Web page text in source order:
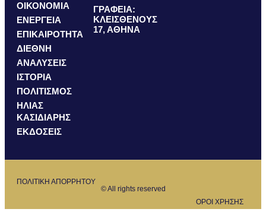
ΟΙΚΟΝΟΜΙΑ
ΕΝΕΡΓΕΙΑ
ΕΠΙΚΑΙΡΟΤΗΤΑ
ΔΙΕΘΝΗ
ΑΝΑΛΥΣΕΙΣ
ΙΣΤΟΡΙΑ
ΠΟΛΙΤΙΣΜΟΣ
ΗΛΙΑΣ
ΚΑΣΙΔΙΑΡΗΣ
ΕΚΔΟΣΕΙΣ
ΓΡΑΦΕΙΑ:
ΚΛΕΙΣΘΕΝΟΥΣ
17, ΑΘΗΝΑ
ΠΟΛΙΤΙΚΗ ΑΠΟΡΡΗΤΟΥ
© All rights reserved
ΟΡΟΙ ΧΡΗΣΗΣ